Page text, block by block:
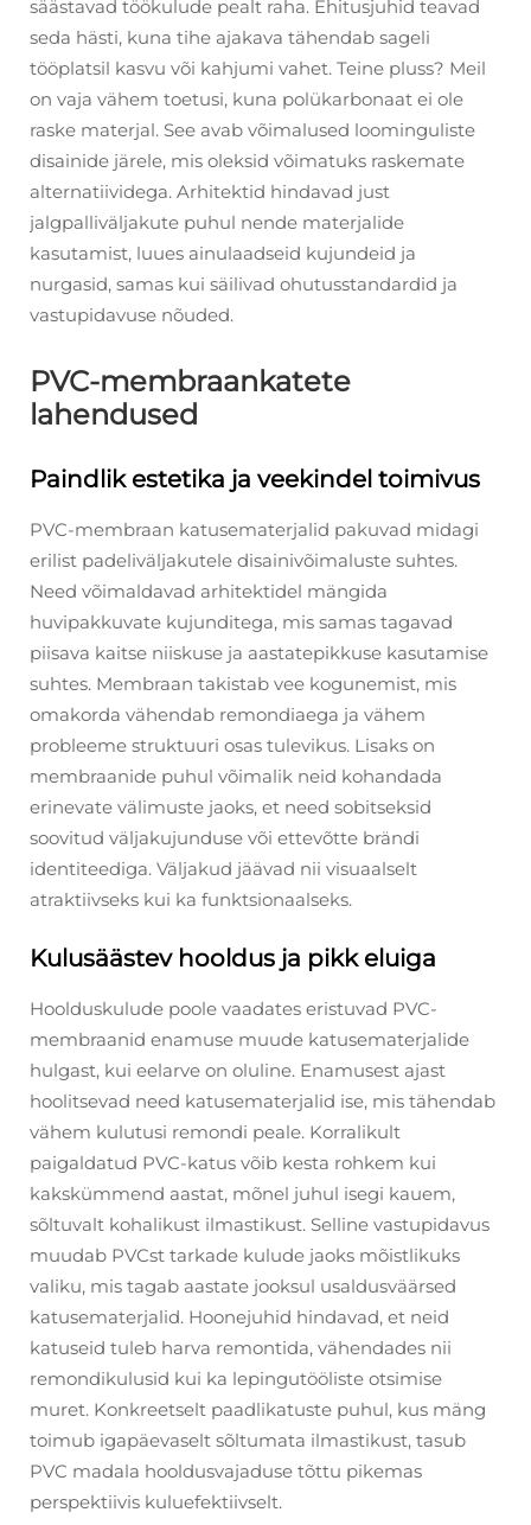
säästavad töökulude pealt raha. Ehitusjuhid teavad
seda hästi, kuna tihe ajakava tähendab sageli
tööplatsil kasvu või kahjumi vahet. Teine pluss? Meil
on vaja vähem toetusi, kuna polükarbonaat ei ole
raske materjal. See avab võimalused loominguliste
disainide järele, mis oleksid võimatuks raskemate
alternatiividega. Arhitektid hindavad just
jalgpalliväljakute puhul nende materjalide
kasutamist, luues ainulaadseid kujundeid ja
nurgasid, samas kui säilivad ohutusstandardid ja
vastupidavuse nõuded.
PVC-membraankatete
lahendused
Paindlik estetika ja veekindel toimivus
PVC-membraan katusematerjalid pakuvad midagi
erilist padeliväljakutele disainivõimaluste suhtes.
Need võimaldavad arhitektidel mängida
huvipakkuvate kujunditega, mis samas tagavad
piisava kaitse niiskuse ja aastatepikkuse kasutamise
suhtes. Membraan takistab vee kogunemist, mis
omakorda vähendab remondiaega ja vähem
probleeme struktuuri osas tulevikus. Lisaks on
membraanide puhul võimalik neid kohandada
erinevate välimuste jaoks, et need sobitseksid
soovitud väljakujunduse või ettevõtte brändi
identiteediga. Väljakud jäävad nii visuaalselt
atraktiivseks kui ka funktsionaalseks.
Kulusäästev hooldus ja pikk eluiga
Hoolduskulude poole vaadates eristuvad PVC-
membraanid enamuse muude katusematerjalide
hulgast, kui eelarve on oluline. Enamusest ajast
hoolitsevad need katusematerjalid ise, mis tähendab
vähem kulutusi remondi peale. Korralikult
paigaldatud PVC-katus võib kesta rohkem kui
kakskümmend aastat, mõnel juhul isegi kauem,
sõltuvalt kohalikust ilmastikust. Selline vastupidavus
muudab PVCst tarkade kulude jaoks mõistlikuks
valiku, mis tagab aastate jooksul usaldusväärsed
katusematerjalid. Hoonejuhid hindavad, et neid
katuseid tuleb harva remontida, vähendades nii
remondikulusid kui ka lepingutööliste otsimise
muret. Konkreetselt paadlikatuste puhul, kus mäng
toimub igapäevaselt sõltumata ilmastikust, tasub
PVC madala hooldusvajaduse tõttu pikemas
perspektiivis kuluefektiivselt.